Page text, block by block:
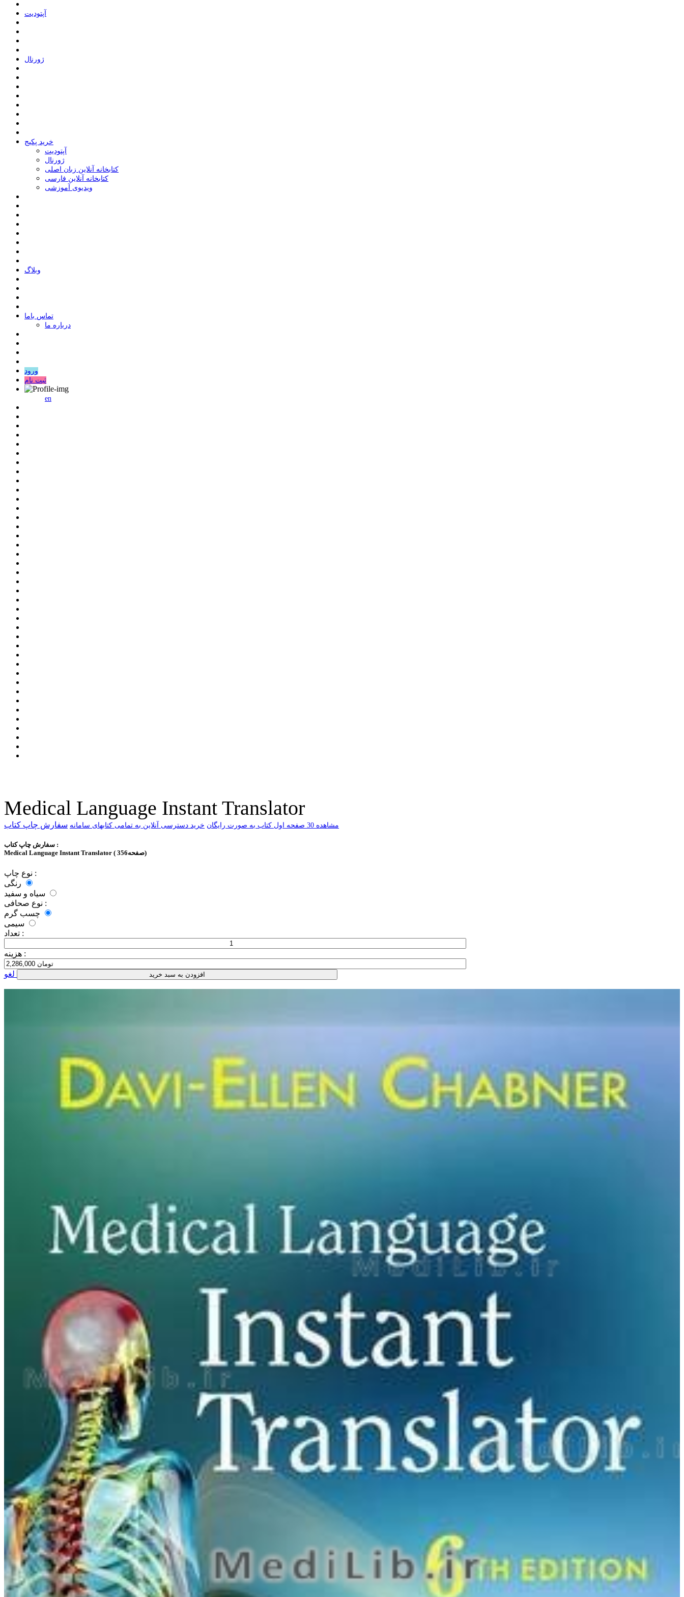
ﺁﭘﺘﻮﺩﯾﺖ
ﮊﻭﺭﻧﺎﻝ
خرید پکیج
ﺁﭘﺘﻮﺩﯾﺖ
ﮊﻭﺭﻧﺎﻝ
کتابخانه آنلاین زبان اصلی
کتابخانه آنلاین فارسی
ویدیوی آموزشی
وبلاگ
ﺗﻤﺎﺱ ﺑﺎﻣﺎ
درباره ما
ورود
ثبت نام
en
Medical Language Instant Translator
ﻣﺸﺎﻫﺪﻩ 30 ﺻﻔﺤﻪ اﻭﻝ ﮐﺘﺎﺏ ﺑﻪ ﺻﻮﺭﺕ ﺭاﯾﮕﺎﻥ خرید دسترسی آنلاین به تمامی کتابهای سامانه سفارش چاپ کتاب
سفارش چاپ کتاب :
Medical Language Instant Translator ( 356صفحه)
نوع چاپ :
رنگی
سیاه و سفید
نوع صحافی :
تعداد :
هزینه :
افزودن به سبد خرید